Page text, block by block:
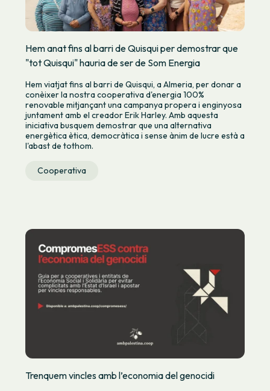
Hem anat fins al barri de Quisqui per demostrar que
"tot Quisqui" hauria de ser de Som Energia
Hem viatjat fins al barri de Quisqui, a Almeria, per donar a
conèixer la nostra cooperativa d'energia 100%
renovable mitjançant una campanya propera i enginyosa
juntament amb el creador Erik Harley. Amb aquesta
iniciativa busquem demostrar que una alternativa
energètica ètica, democràtica i sense ànim de lucre està a
l'abast de tothom.
Cooperativa
Trenquem vincles amb l’economia del genocidi